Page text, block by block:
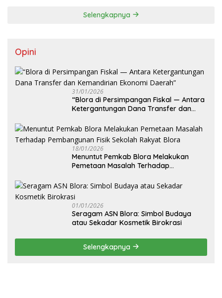
Selengkapnya
Opini
31/01/2026
‎“Blora di Persimpangan Fiskal — Antara
Ketergantungan Dana Transfer dan
18/01/2026
‎Menuntut Pemkab Blora Melakukan
Pemetaan Masalah Terhadap
Blora
01/01/2026
‎Seragam ASN Blora: Simbol Budaya
atau Sekadar Kosmetik Birokrasi
Selengkapnya